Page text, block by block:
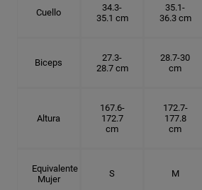
Cuello
34.3-
35.1 cm
35.1-
36.3 cm
Biceps
27.3-
28.7 cm
28.7-30
cm
Altura
167.6-
172.7
cm
172.7-
177.8
cm
Equivalente
Mujer
S M